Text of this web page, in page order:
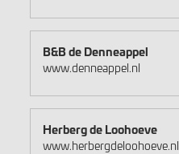
B&B de Denneappel
www.denneappel.nl
Herberg de Loohoeve
www.herbergdeloohoeve.nl